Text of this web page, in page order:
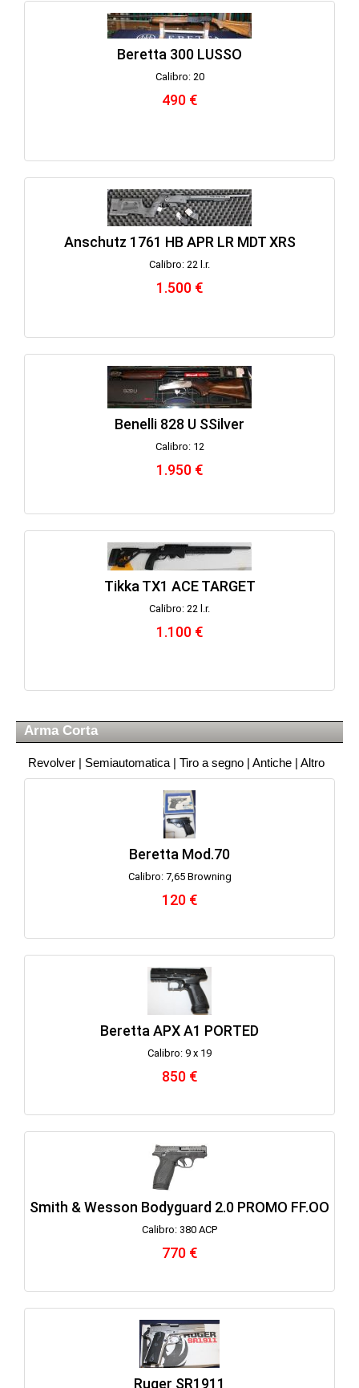
Beretta 300 LUSSO
Calibro: 20
490 €
Anschutz 1761 HB APR LR MDT XRS
Calibro: 22 l.r.
1.500 €
Benelli 828 U SSilver
Calibro: 12
1.950 €
Tikka TX1 ACE TARGET
Calibro: 22 l.r.
1.100 €
Arma Corta
Revolver | Semiautomatica | Tiro a segno | Antiche | Altro
Beretta Mod.70
Calibro: 7,65 Browning
120 €
Beretta APX A1 PORTED
Calibro: 9 x 19
850 €
Smith & Wesson Bodyguard 2.0 PROMO FF.OO
Calibro: 380 ACP
770 €
Ruger SR1911